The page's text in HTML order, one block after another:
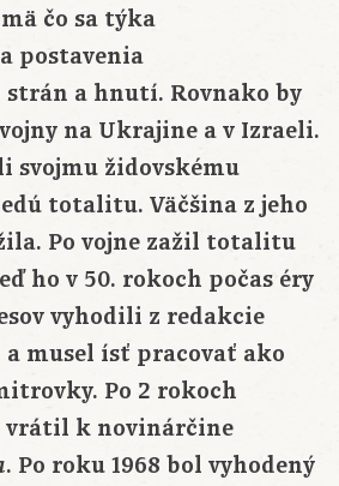
čo sa týka
postavenia
a hnutí. Rovnako by
na Ukrajine a v Izraeli.
svojmu židovskému
totalitu. Väčšina z jeho
Po vojne zažil totalitu
ho v 50. rokoch počas éry
vyhodili z redakcie
a musel ísť pracovať ako
Po 2 rokoch
vrátil k novinárčine
. Po roku 1968 bol vyhodený